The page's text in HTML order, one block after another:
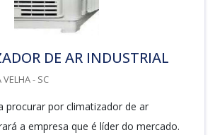
DE AR INDUSTRIAL
VELHA - SC
procurar por climatizador de ar
a empresa que é líder do mercado.